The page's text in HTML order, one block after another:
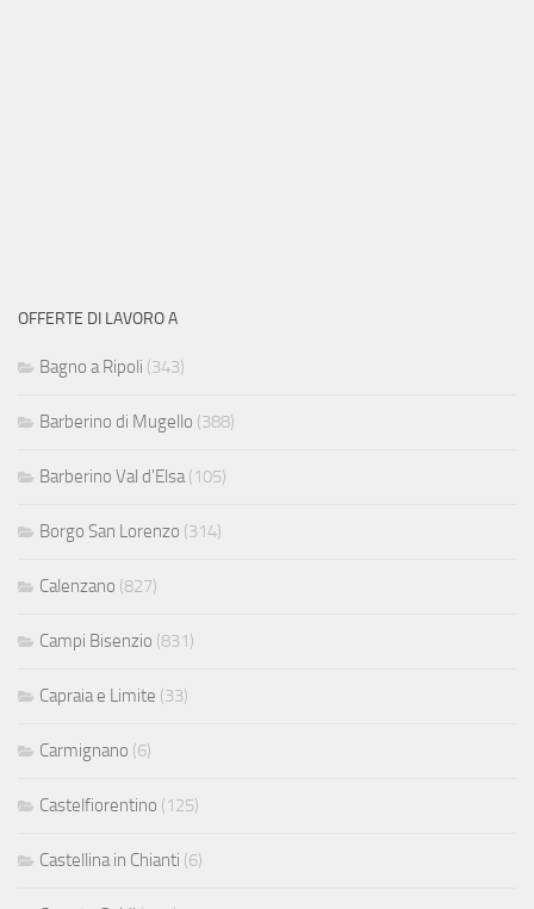
OFFERTE DI LAVORO A
Bagno a Ripoli (343)
Barberino di Mugello (388)
Barberino Val d'Elsa(105)
Borgo San Lorenzo (314)
Calenzano (827)
Campi Bisenzio (831)
Capraia e Limite (33)
Carmignano (6)
Castelfiorentino (125)
Castellina in Chianti (6)